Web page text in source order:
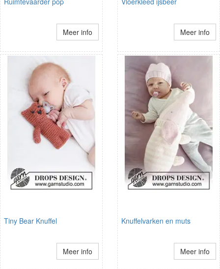
Meer info Meer info
Tiny Bear Knuffel
Meer info
Knuffelvarken en muts
Meer info